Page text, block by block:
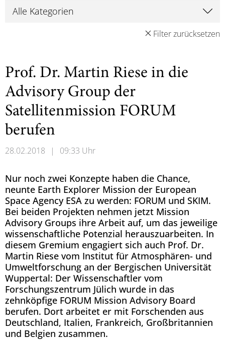
Filter zurücksetzen
Prof. Dr. Martin Riese in die
Advisory Group der
Satellitenmission FORUM
berufen
28.02.2018 | 09:33 Uhr
Nur noch zwei Konzepte haben die Chance,
neunte Earth Explorer Mission der European
Space Agency ESA zu werden: FORUM und SKIM.
Bei beiden Projekten nehmen jetzt Mission
Advisory Groups ihre Arbeit auf, um das jeweilige
wissenschaftliche Potenzial herauszuarbeiten. In
diesem Gremium engagiert sich auch Prof. Dr.
Martin Riese vom Institut für Atmosphären- und
Umweltforschung an der Bergischen Universität
Wuppertal: Der Wissenschaftler vom
Forschungszentrum Jülich wurde in das
zehnköpfige FORUM Mission Advisory Board
berufen. Dort arbeitet er mit Forschenden aus
Deutschland, Italien, Frankreich, Großbritannien
und Belgien zusammen.